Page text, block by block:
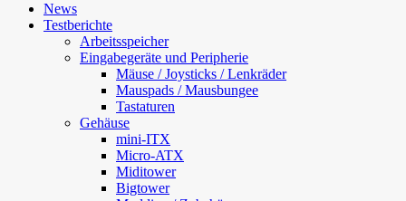
News
Testberichte
Arbeitsspeicher
Eingabegeräte und Peripherie
Mäuse / Joysticks / Lenkräder
Mauspads / Mausbungee
Tastaturen
Gehäuse
mini-ITX
Micro-ATX
Miditower
Bigtower